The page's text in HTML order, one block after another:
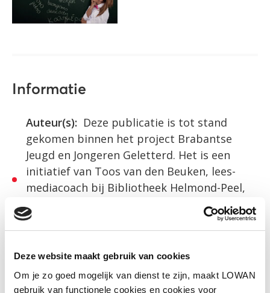
Deze website maakt gebruik van cookies
Om je zo goed mogelijk van dienst te zijn, maakt LOWAN
gebruik van functionele cookies en cookies voor
Informatie
Auteur(s): Deze publicatie is tot stand
gekomen binnen het project Brabantse
Jeugd en Jongeren Geletterd. Het is een
initiatief van Toos van den Beuken, lees-
mediacoach bij Bibliotheek Helmond-Peel,
Anne van Buul, docent-onderzoeker en
taalspecialist bij Hogeschool de Kempel, en
Uitgever: Cubiss
Jaar van uitgave: 2023